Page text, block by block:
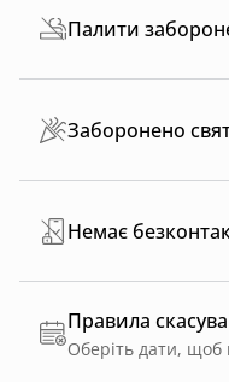
Палити
Заборонено
Немає
Правила